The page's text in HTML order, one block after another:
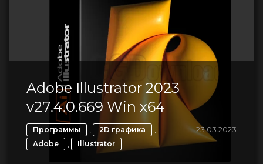
Adobe Illustrator 2023
v27.4.0.669 Win x64
Программы , 2D графика ,
Adobe , Illustrator
23.03.2023